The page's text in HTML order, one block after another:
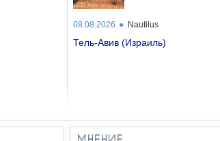
08.08.2026 Nautilus
Тель-Авив (Израиль)